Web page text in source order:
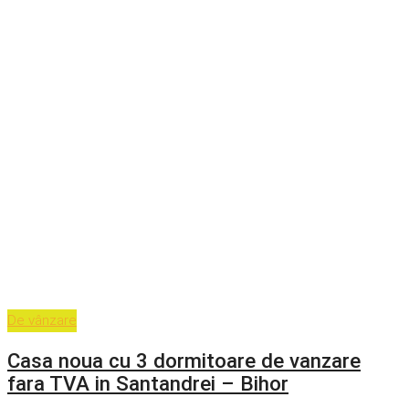
De vânzare
Casa noua cu 3 dormitoare de vanzare
fara TVA in Santandrei – Bihor